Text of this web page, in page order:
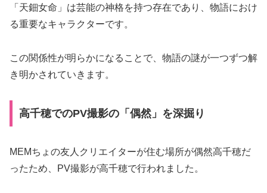
「天鈿女命」は芸能の神格を持つ存在であり、物語におけ
る重要なキャラクターです。
この関係性が明らかになることで、物語の謎が一つずつ解
き明かされていきます。
高千穂でのPV撮影の「偶然」を深掘り
MEMちょの友人クリエイターが住む場所が偶然高千穂だ
ったため、PV撮影が高千穂で行われました。